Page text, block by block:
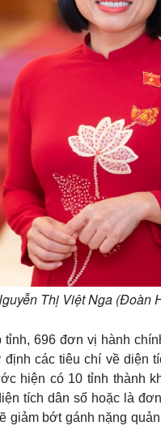
Thị Việt Nga (Đoàn
696 đơn vị hành
các tiêu chí về diện
hiện có 10 tỉnh thành
tích dân số hoặc là
giảm bớt gánh nặng